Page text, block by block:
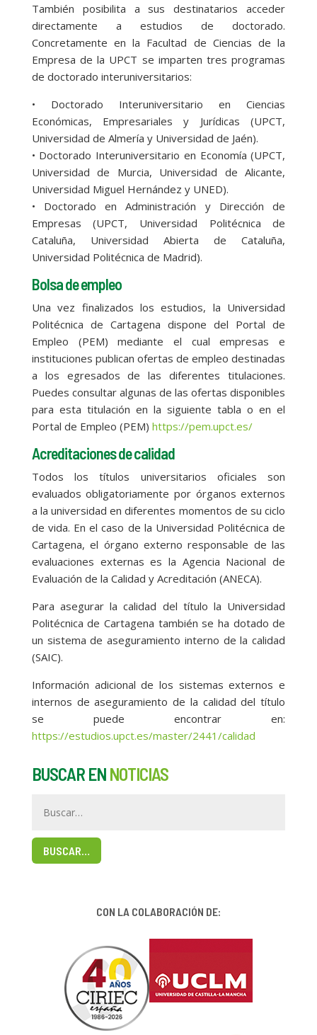
También posibilita a sus destinatarios acceder
directamente a estudios de doctorado.
Concretamente en la Facultad de Ciencias de la
Empresa de la UPCT se imparten tres programas
de doctorado interuniversitarios:
• Doctorado Interuniversitario en Ciencias
Económicas, Empresariales y Jurídicas (UPCT,
Universidad de Almería y Universidad de Jaén).
• Doctorado Interuniversitario en Economía (UPCT,
Universidad de Murcia, Universidad de Alicante,
Universidad Miguel Hernández y UNED).
• Doctorado en Administración y Dirección de
Empresas (UPCT, Universidad Politécnica de
Cataluña, Universidad Abierta de Cataluña,
Universidad Politécnica de Madrid).
Bolsa de empleo
Una vez finalizados los estudios, la Universidad
Politécnica de Cartagena dispone del Portal de
Empleo (PEM) mediante el cual empresas e
instituciones publican ofertas de empleo destinadas
a los egresados de las diferentes titulaciones.
Puedes consultar algunas de las ofertas disponibles
para esta titulación en la siguiente tabla o en el
Portal de Empleo (PEM) https://pem.upct.es/
Acreditaciones de calidad
Todos los títulos universitarios oficiales son
evaluados obligatoriamente por órganos externos
a la universidad en diferentes momentos de su ciclo
de vida. En el caso de la Universidad Politécnica de
Cartagena, el órgano externo responsable de las
evaluaciones externas es la Agencia Nacional de
Evaluación de la Calidad y Acreditación (ANECA).
Para asegurar la calidad del título la Universidad
Politécnica de Cartagena también se ha dotado de
un sistema de aseguramiento interno de la calidad
(SAIC).
Información adicional de los sistemas externos e
internos de aseguramiento de la calidad del título
se puede encontrar en:
https://estudios.upct.es/master/2441/calidad
BUSCAR EN NOTICIAS
BUSCAR…
CON LA COLABORACIÓN DE: